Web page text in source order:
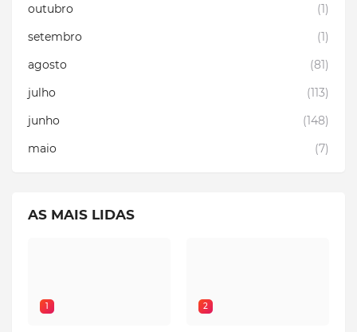
outubro
(1)
setembro
(1)
agosto
(81)
julho
(113)
junho
(148)
maio
(7)
AS MAIS LIDAS
1 2